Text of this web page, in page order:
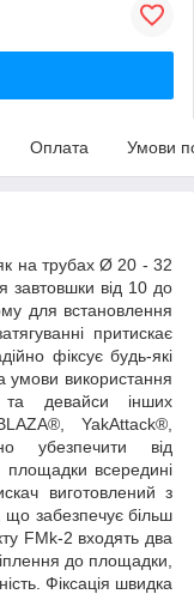
Оплата Умови
на трубах Ø 20 - 32
завтовшки від 10 до
для встановлення
притискає
фіксує будь-які
умови використання
та девайси інших
YakAttack®,
убезпечити від
всередині
виготовлений з
що забезпечує більш
FMk-2 входять два
до площадки,
Фіксація швидка